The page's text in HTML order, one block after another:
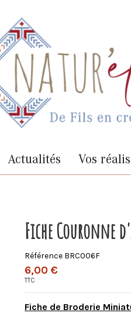
Actualités Vos
Fiche Couronne
Référence BRC006F
6,00 €
TTC
Fiche de Broderie